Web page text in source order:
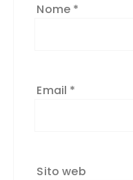
Nome *
Email *
Sito web